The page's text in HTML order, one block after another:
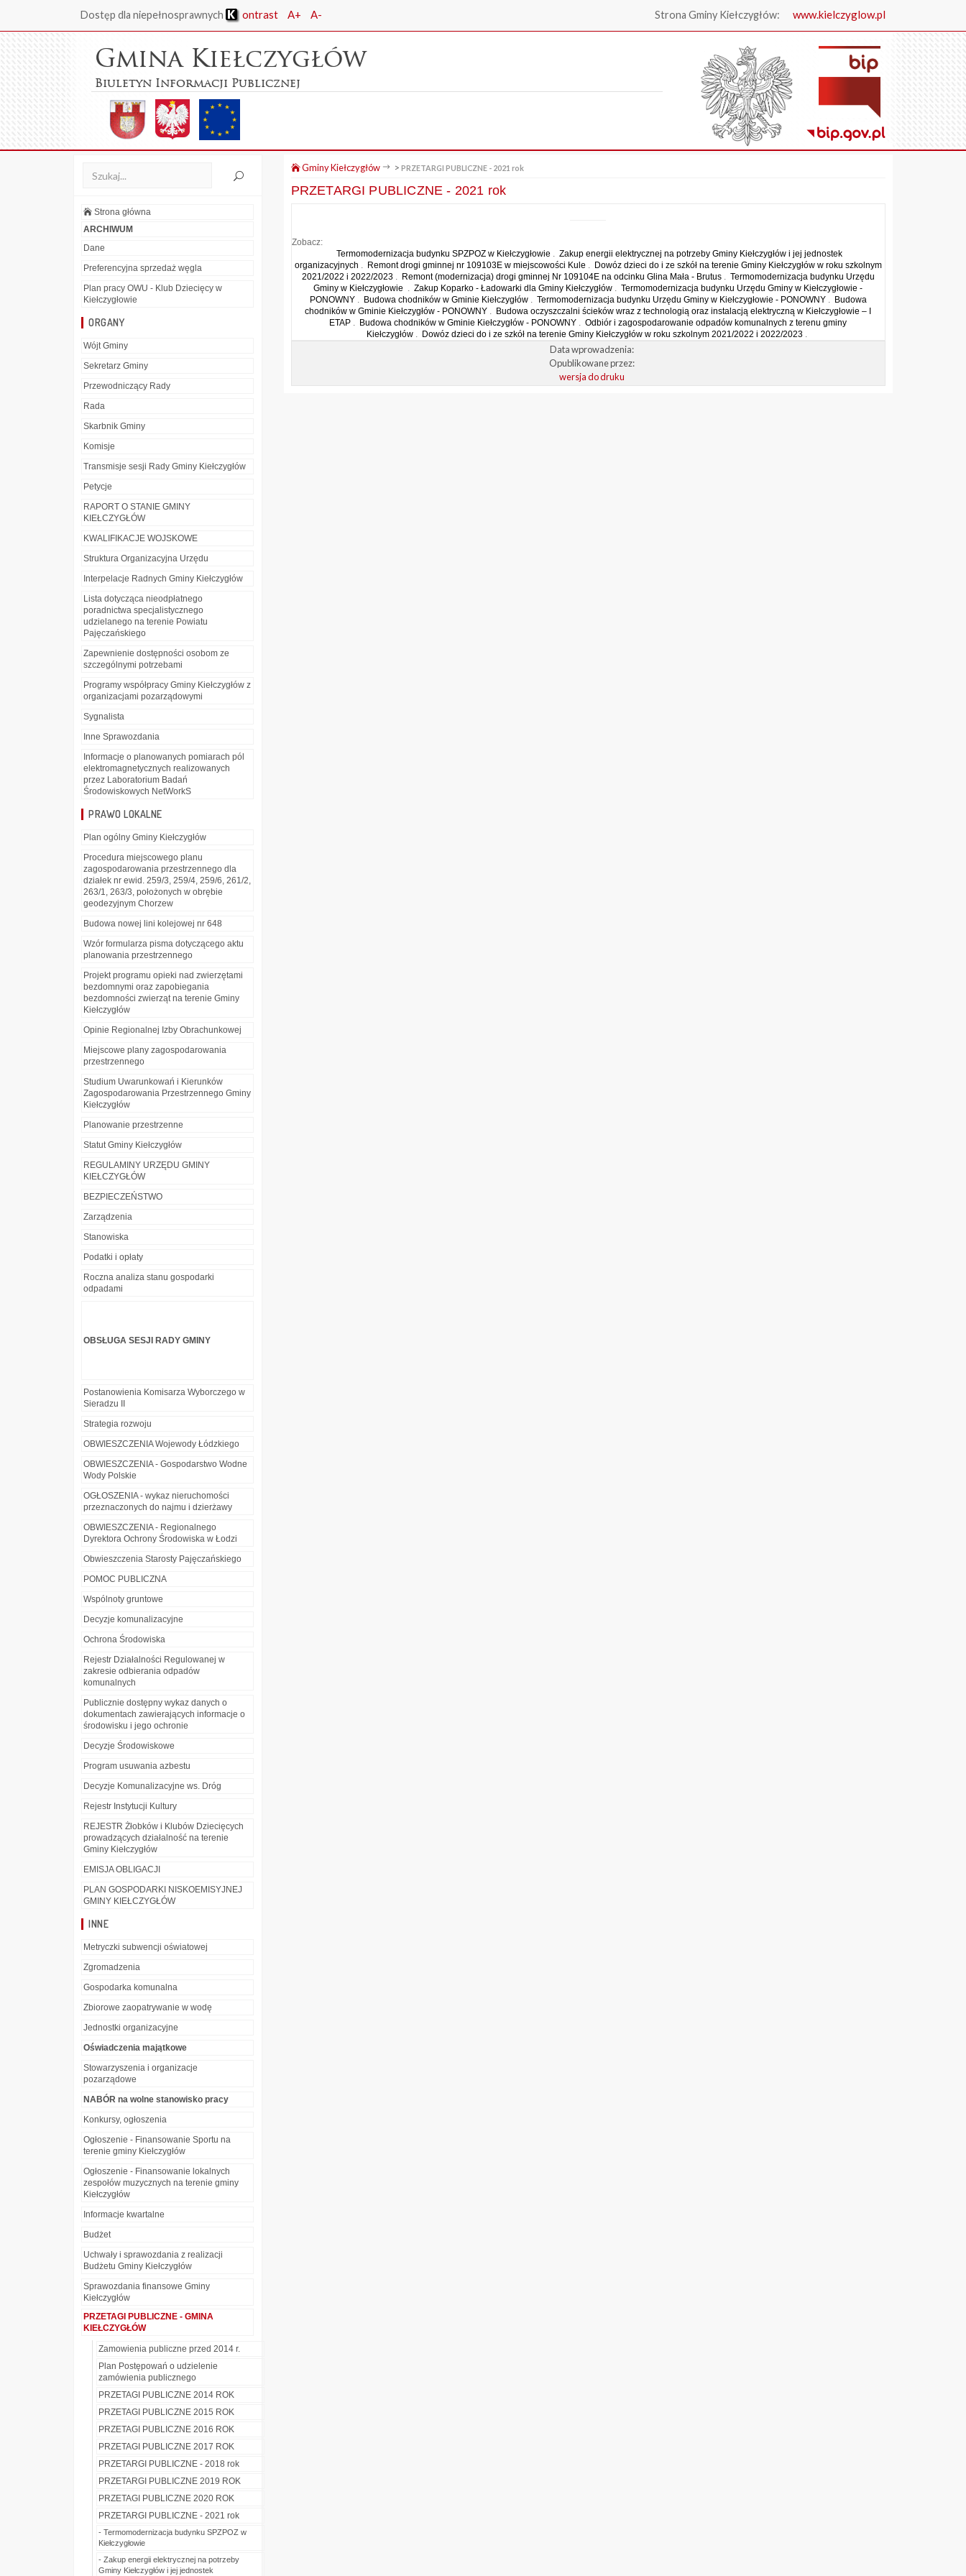
Dostęp dla niepełnosprawnych ontrast A+ A- Strona Gminy Kiełczygłów: www.kielczyglow.pl
Gmina Kiełczygłów
Biuletyn Informacji Publicznej
.
Strona główna
ARCHIWUM
Dane
Preferencyjna sprzedaż węgla
Plan pracy OWU - Klub Dziecięcy w
Kiełczygłowie
ORGANY
Wójt Gminy
Sekretarz Gminy
Przewodniczący Rady
Rada
Skarbnik Gminy
Komisje
Transmisje sesji Rady Gminy Kiełczygłów
Petycje
RAPORT O STANIE GMINY
KIEŁCZYGŁÓW
KWALIFIKACJE WOJSKOWE
Struktura Organizacyjna Urzędu
Interpelacje Radnych Gminy Kiełczygłów
Lista dotycząca nieodpłatnego
poradnictwa specjalistycznego
udzielanego na terenie Powiatu
Pajęczańskiego
Zapewnienie dostępności osobom ze
szczególnymi potrzebami
Programy współpracy Gminy Kiełczygłów z
organizacjami pozarządowymi
Sygnalista
Inne Sprawozdania
Informacje o planowanych pomiarach pól
elektromagnetycznych realizowanych
przez Laboratorium Badań
Środowiskowych NetWorkS
PRAWO LOKALNE
Plan ogólny Gminy Kiełczygłów
Procedura miejscowego planu
zagospodarowania przestrzennego dla
działek nr ewid. 259/3, 259/4, 259/6, 261/2,
263/1, 263/3, położonych w obrębie
geodezyjnym Chorzew
Budowa nowej lini kolejowej nr 648
Wzór formularza pisma dotyczącego aktu
planowania przestrzennego
Projekt programu opieki nad zwierzętami
bezdomnymi oraz zapobiegania
bezdomności zwierząt na terenie Gminy
Kiełczygłów
Opinie Regionalnej Izby Obrachunkowej
Miejscowe plany zagospodarowania
przestrzennego
Studium Uwarunkowań i Kierunków
Zagospodarowania Przestrzennego Gminy
Kiełczygłów
Planowanie przestrzenne
Statut Gminy Kiełczygłów
REGULAMINY URZĘDU GMINY
KIEŁCZYGŁÓW
BEZPIECZEŃSTWO
Zarządzenia
Stanowiska
Podatki i opłaty
Roczna analiza stanu gospodarki
odpadami
OBSŁUGA SESJI RADY GMINY
Postanowienia Komisarza Wyborczego w
Sieradzu II
Strategia rozwoju
OBWIESZCZENIA Wojewody Łódzkiego
OBWIESZCZENIA - Gospodarstwo Wodne
Wody Polskie
OGŁOSZENIA - wykaz nieruchomości
przeznaczonych do najmu i dzierżawy
OBWIESZCZENIA - Regionalnego
Dyrektora Ochrony Środowiska w Łodzi
Obwieszczenia Starosty Pajęczańskiego
POMOC PUBLICZNA
Wspólnoty gruntowe
Decyzje komunalizacyjne
Ochrona Środowiska
Rejestr Działalności Regulowanej w
zakresie odbierania odpadów
komunalnych
Publicznie dostępny wykaz danych o
dokumentach zawierających informacje o
środowisku i jego ochronie
Decyzje Środowiskowe
Program usuwania azbestu
Decyzje Komunalizacyjne ws. Dróg
Rejestr Instytucji Kultury
REJESTR Żłobków i Klubów Dziecięcych
prowadzących działalność na terenie
Gminy Kiełczygłów
EMISJA OBLIGACJI
PLAN GOSPODARKI NISKOEMISYJNEJ
GMINY KIEŁCZYGŁÓW
INNE
Metryczki subwencji oświatowej
Zgromadzenia
Gospodarka komunalna
Zbiorowe zaopatrywanie w wodę
Jednostki organizacyjne
Oświadczenia majątkowe
Stowarzyszenia i organizacje
pozarządowe
NABÓR na wolne stanowisko pracy
Konkursy, ogłoszenia
Ogłoszenie - Finansowanie Sportu na
terenie gminy Kiełczygłów
Ogłoszenie - Finansowanie lokalnych
zespołów muzycznych na terenie gminy
Kiełczygłów
Informacje kwartalne
Budżet
Uchwały i sprawozdania z realizacji
Budżetu Gminy Kiełczygłów
Sprawozdania finansowe Gminy
Kiełczygłów
PRZETAGI PUBLICZNE - GMINA
KIEŁCZYGŁÓW
Zamowienia publiczne przed 2014 r.
Plan Postępowań o udzielenie
zamówienia publicznego
PRZETAGI PUBLICZNE 2014 ROK
PRZETAGI PUBLICZNE 2015 ROK
PRZETAGI PUBLICZNE 2016 ROK
PRZETAGI PUBLICZNE 2017 ROK
PRZETARGI PUBLICZNE - 2018 rok
PRZETARGI PUBLICZNE 2019 ROK
PRZETAGI PUBLICZNE 2020 ROK
PRZETARGI PUBLICZNE - 2021 rok
- Termomodernizacja budynku SPZPOZ w
Kiełczygłowie
- Zakup energii elektrycznej na potrzeby
Gminy Kiełczygłów i jej jednostek
Gminy Kiełczygłów > PRZETARGI PUBLICZNE - 2021 rok
PRZETARGI PUBLICZNE - 2021 rok
Zobacz:
Termomodernizacja budynku SPZPOZ w Kiełczygłowie . Zakup energii elektrycznej na potrzeby Gminy Kiełczygłów i jej jednostek
organizacyjnych . Remont drogi gminnej nr 109103E w miejscowości Kule . Dowóz dzieci do i ze szkół na terenie Gminy Kiełczygłów w roku szkolnym
2021/2022 i 2022/2023. Remont (modernizacja) drogi gminnej Nr 109104E na odcinku Glina Mała - Brutus. Termomodernizacja budynku Urzędu
Gminy w Kiełczygłowie . Zakup Koparko - Ładowarki dla Gminy Kiełczygłów . Termomodernizacja budynku Urzędu Gminy w Kiełczygłowie -
PONOWNY. Budowa chodników w Gminie Kiełczygłów. Termomodernizacja budynku Urzędu Gminy w Kiełczygłowie - PONOWNY. Budowa
chodników w Gminie Kiełczygłów - PONOWNY . Budowa oczyszczalni ścieków wraz z technologią oraz instalacją elektryczną w Kiełczygłowie – I
ETAP . Budowa chodników w Gminie Kiełczygłów - PONOWNY . Odbiór i zagospodarowanie odpadów komunalnych z terenu gminy
Kiełczygłów . Dowóz dzieci do i ze szkół na terenie Gminy Kiełczygłów w roku szkolnym 2021/2022 i 2022/2023 .
Data wprowadzenia:
Opublikowane przez:
wersja do druku